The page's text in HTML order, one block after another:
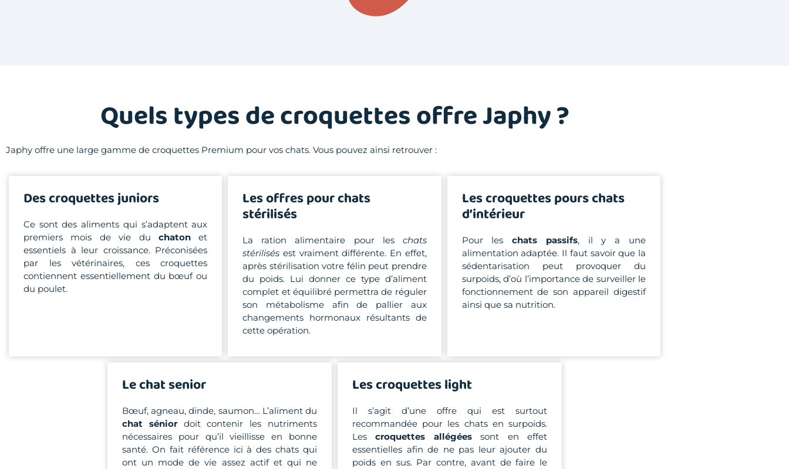
Quels types de croquettes offre Japhy ?
Japhy offre une large gamme de croquettes Premium pour vos chats. Vous pouvez ainsi retrouver :
Des croquettes juniors
Ce sont des aliments qui s’adaptent aux
premiers mois de vie du chatonet
essentiels à leur croissance. Préconisées
par les vétérinaires, ces croquettes
contiennent essentiellement du bœuf ou
du poulet.
Les offres pour chats
stérilisés
La ration alimentaire pour les chats
stérilisés est vraiment différente. En effet,
après stérilisation votre félin peut prendre
du poids. Lui donner ce type d’aliment
complet et équilibré permettra de réguler
son métabolisme afin de pallier aux
changements hormonaux résultants de
cette opération.
Les croquettes pours chats
d’intérieur
Pour leschats passifs, il y a une
alimentation adaptée. Il faut savoir que la
sédentarisation peut provoquer du
surpoids, d’où l’importance de surveiller le
fonctionnement de son appareil digestif
ainsi que sa nutrition.
Le chat senior
Bœuf, agneau, dinde, saumon… L’aliment du
chat séniordoit contenir les nutriments
nécessaires pour qu’il vieillisse en bonne
santé. On fait référence ici à des chats qui
ont un mode de vie assez actif et qui ne
Les croquettes light
Il s’agit d’une offre qui est surtout
recommandée pour les chats en surpoids.
Lescroquettes allégéessont en effet
essentielles afin de ne pas leur ajouter du
poids en sus. Par contre, avant de faire le